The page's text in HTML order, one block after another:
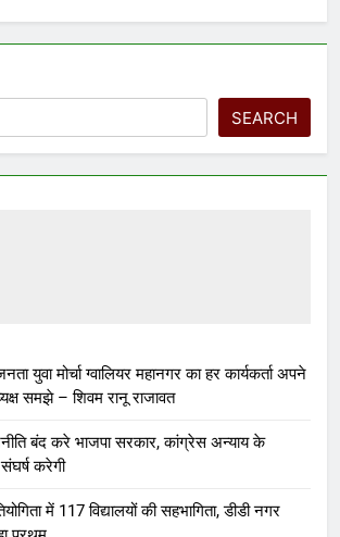
SEARCH
युवा मोर्चा ग्वालियर महानगर का हर कार्यकर्ता अपने
समझे – शिवम रानू राजावत
बंद करे भाजपा सरकार, कांग्रेस अन्याय के
करेगी
में 117 विद्यालयों की सहभागिता, डीडी नगर